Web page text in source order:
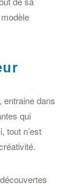
entraine dans
qui
tout n’est